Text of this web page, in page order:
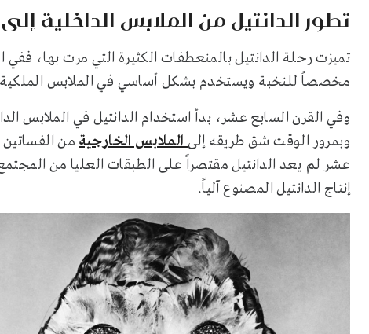
تطور الدانتيل من الملابس الداخلية
تميزت رحلة الدانتيل بالمنعطفات الكثيرة التي مرت بها، ففي
مخصصاً للنخبة ويستخدم بشكل أساسي في الملابس الملكية
وفي القرن السابع عشر، بدأ استخدام الدانتيل في الملابس
وبمرور الوقت شق طريقه إلىالملابس الخارجيةمن الفساتين
عشر لم يعد الدانتيل مقتصراً على الطبقات العليا من
إنتاج الدانتيل المصنوع آلياً.